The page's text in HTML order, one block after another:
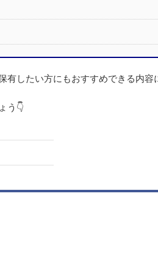
したい方にもおすすめできる内容
う👇